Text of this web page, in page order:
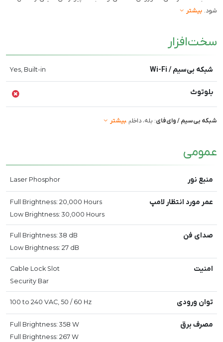
شود. بیشتر
سخت‌افزار
شبکه بی‌سیم / Wi-Fi Yes, Built-in
بلوتوث
شبکه بی‌سیم / وای‌فای: بله، داخلی بیشتر
عمومی
منبع نور Laser Phosphor
عمر مورد انتظار لامپ
Full Brightness: 20,000 Hours
Low Brightness: 30,000 Hours
صدای فن
Full Brightness: 38 dB
Low Brightness: 27 dB
امنیت
Cable Lock Slot
Security Bar
توان ورودی 100 to 240 VAC, 50 / 60 Hz
مصرف برق
Full Brightness: 358 W
Full Brightness: 267 W